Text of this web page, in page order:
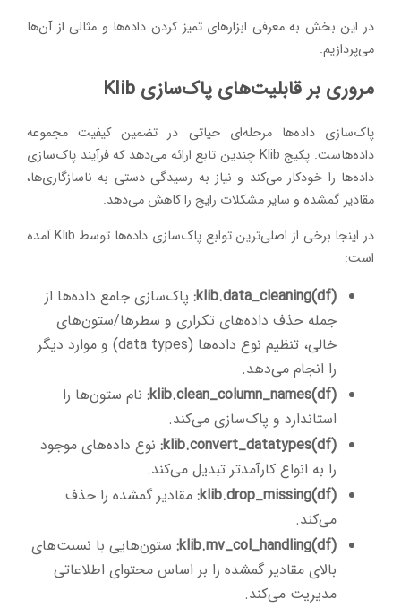
در این بخش به معرفی ابزارهای تمیز کردن داده‌ها و مثالی از آن‌ها
می‌پردازیم.
مروری بر قابلیت‌های پاک‌سازی Klib
پاک‌سازی داده‌ها مرحله‌ای حیاتی در تضمین کیفیت مجموعه
داده‌هاست. پکیج Klib چندین تابع ارائه می‌دهد که فرآیند پاک‌سازی
داده‌ها را خودکار می‌کند و نیاز به رسیدگی دستی به ناسازگاری‌ها،
مقادیر گمشده و سایر مشکلات رایج را کاهش می‌دهد.
در اینجا برخی از اصلی‌ترین توابع پاک‌سازی داده‌ها توسط Klib آمده
است:
klib.data_cleaning(df): پاک‌سازی جامع داده‌ها از
جمله حذف داده‌های تکراری و سطرها/ستون‌های
خالی، تنظیم نوع داده‌ها (data types) و موارد دیگر
را انجام می‌دهد.
klib.clean_column_names(df): نام ستون‌ها را
استاندارد و پاک‌سازی می‌کند.
klib.convert_datatypes(df): نوع داده‌های موجود
را به انواع کارآمدتر تبدیل می‌کند.
klib.drop_missing(df): مقادیر گمشده را حذف
می‌کند.
klib.mv_col_handling(df): ستون‌هایی با نسبت‌های
بالای مقادیر گمشده را بر اساس محتوای اطلاعاتی
مدیریت می‌کند.